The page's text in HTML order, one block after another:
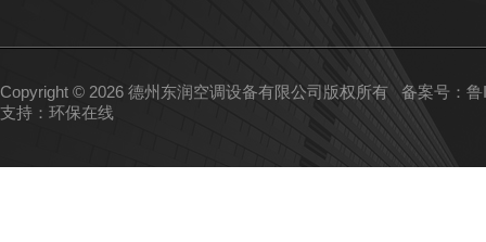
Copyright © 2026 德州东润空调设备有限公司版权所有备案号：
支持： 环保在线